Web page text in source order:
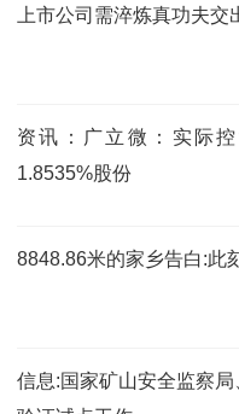
上市公司需淬炼真功夫交
资讯：广立微：实际
1.8535%股份
8848.86米的家乡告白:此
信息:国家矿山安全监察